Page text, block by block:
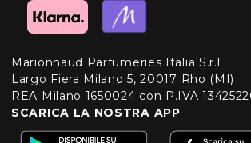
Marionnaud Parfumeries Italia S.r.l.
Largo Fiera Milano 5, 20017 Rho (MI)
REA Milano 1650024 con P.IVA
SCARICA LA NOSTRA APP